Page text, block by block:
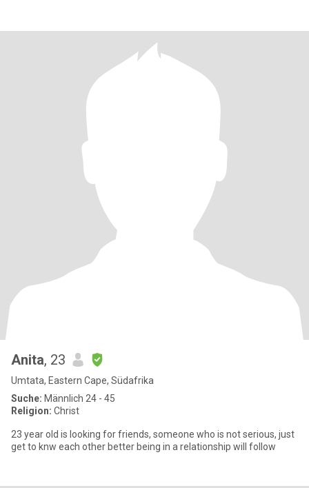
Anita, 23
Umtata, Eastern Cape, Südafrika
Suche: Männlich 24 - 45
Religion: Christ
23 year old is looking for friends, someone who is not serious, just
get to knw each other better being in a relationship will follow